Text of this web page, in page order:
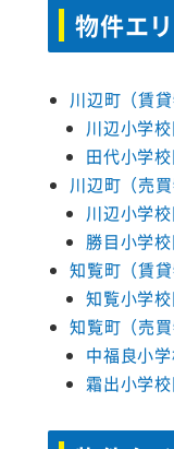
物件エ
川辺町（賃貸
川辺小学校
田代小学校
川辺町（売買
川辺小学校
勝目小学校
知覧町（賃貸
知覧小学校
知覧町（売買
中福良小学
霜出小学校